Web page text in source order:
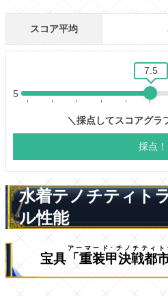
水着テノチティト
ル性能
宝具 「重装甲決戦都市
アーマード･チノチティト